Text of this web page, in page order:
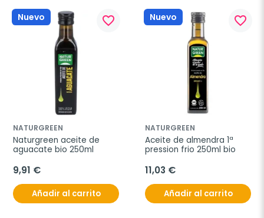
Nuevo favorite_border
NATURGREEN
Naturgreen aceite de
aguacate bio 250ml
9,91 €
Añadir al carrito
Nuevo favorite_border
NATURGREEN
Aceite de almendra 1ª
pression frio 250ml bio
11,03 €
Añadir al carrito